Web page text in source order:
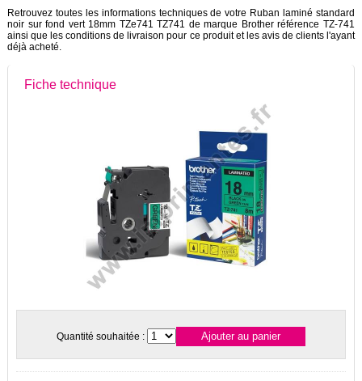
Retrouvez toutes les informations techniques de votre Ruban laminé standard
noir sur fond vert 18mm TZe741 TZ741 de marque Brother référence TZ-741
ainsi que les conditions de livraison pour ce produit et les avis de clients l'ayant
déjà acheté.
Fiche technique
Quantité souhaitée :